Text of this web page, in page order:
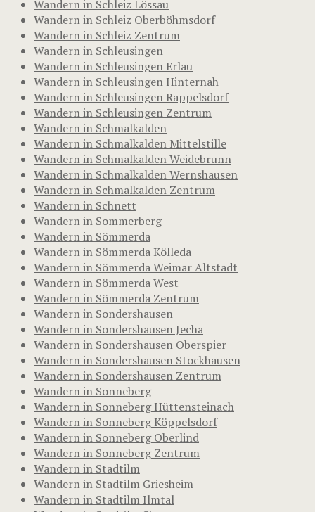
Wandern in Schleiz Lössau
Wandern in Schleiz Oberböhmsdorf
Wandern in Schleiz Zentrum
Wandern in Schleusingen
Wandern in Schleusingen Erlau
Wandern in Schleusingen Hinternah
Wandern in Schleusingen Rappelsdorf
Wandern in Schleusingen Zentrum
Wandern in Schmalkalden
Wandern in Schmalkalden Mittelstille
Wandern in Schmalkalden Weidebrunn
Wandern in Schmalkalden Wernshausen
Wandern in Schmalkalden Zentrum
Wandern in Schnett
Wandern in Sommerberg
Wandern in Sömmerda
Wandern in Sömmerda Kölleda
Wandern in Sömmerda Weimar Altstadt
Wandern in Sömmerda West
Wandern in Sömmerda Zentrum
Wandern in Sondershausen
Wandern in Sondershausen Jecha
Wandern in Sondershausen Oberspier
Wandern in Sondershausen Stockhausen
Wandern in Sondershausen Zentrum
Wandern in Sonneberg
Wandern in Sonneberg Hüttensteinach
Wandern in Sonneberg Köppelsdorf
Wandern in Sonneberg Oberlind
Wandern in Sonneberg Zentrum
Wandern in Stadtilm
Wandern in Stadtilm Griesheim
Wandern in Stadtilm Ilmtal